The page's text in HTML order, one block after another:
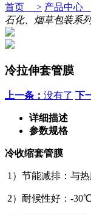
首页 > 产品中
石化、烟草包装系
冷拉伸套管膜
上一条： 没有了 下
详细描述
参数规格
冷收缩套管膜
1）节能减排：与
2）耐候性好：-